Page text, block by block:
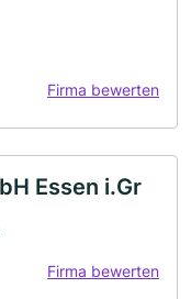
Firma bewerten
Essen i.Gr
Firma bewerten